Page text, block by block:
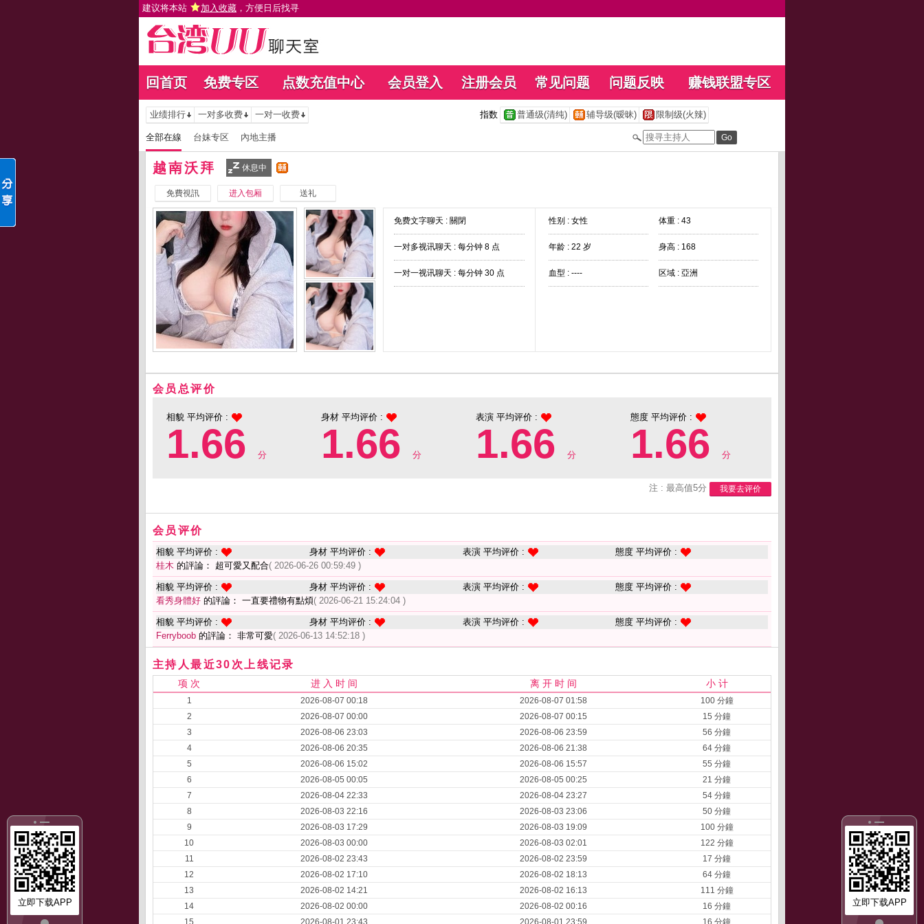
建议将本站 加入收藏 ，方便日后找寻
回首页 免费专区 点数充值中心 会员登入 注册会员 常见问题 问题反映 赚钱联盟专区
立即下载APP
立即下载APP
业绩排行 一对多收费 一对一收费 指数 普通级(清纯) 辅导级(暧昧) 限制级(火辣)
全部在線 台妹专区 內地主播
越南沃拜 休息中
免費視訊 进入包厢 送礼
免费文字聊天 : 關閉
一对多视讯聊天 : 每分钟 8 点
一对一视讯聊天 : 每分钟 30 点
性别 : 女性 体重 : 43
年龄 : 22 岁 身高 : 168
血型 : ---- 区域 : 亞洲
会员总评价
相貌 平均评价 :
1.66 分
身材 平均评价 :
1.66 分
表演 平均评价 :
1.66 分
態度 平均评价 :
1.66 分
注 : 最高值5分 我要去评价
会员评价
相貌 平均评价 : 身材 平均评价 : 表演 平均评价 :
態度 平均评价 :
桂木 的評論： 超可愛又配合( 2026-06-26 00:59:49 )
相貌 平均评价 : 身材 平均评价 : 表演 平均评价 :
態度 平均评价 :
看秀身體好 的評論： 一直要禮物有點煩( 2026-06-21 15:24:04 )
相貌 平均评价 : 身材 平均评价 : 表演 平均评价 :
態度 平均评价 :
Ferryboob 的評論： 非常可愛( 2026-06-13 14:52:18 )
主持人最近30次上线记录
项 次 进 入 时 间 离 开 时 间 小 计
1 2026-08-07 00:18 2026-08-07 01:58
100 分鐘
2
2026-08-07 00:00 2026-08-07 00:15
15 分鐘
3
2026-08-06 23:03 2026-08-06 23:59
56 分鐘
4
2026-08-06 20:35 2026-08-06 21:38
64 分鐘
5
2026-08-06 15:02 2026-08-06 15:57
55 分鐘
6
2026-08-05 00:05 2026-08-05 00:25
21 分鐘
7
2026-08-04 22:33 2026-08-04 23:27
54 分鐘
8
2026-08-03 22:16 2026-08-03 23:06
50 分鐘
9
2026-08-03 17:29 2026-08-03 19:09
100 分鐘
10
2026-08-03 00:00 2026-08-03 02:01
122 分鐘
11
2026-08-02 23:43 2026-08-02 23:59
17 分鐘
12
2026-08-02 17:10 2026-08-02 18:13
64 分鐘
13
2026-08-02 14:21 2026-08-02 16:13
111 分鐘
14
2026-08-02 00:00 2026-08-02 00:16
16 分鐘
15
2026-08-01 23:43 2026-08-01 23:59 16 分鐘